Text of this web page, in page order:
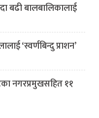
बढी बालबालिकालाई
‘स्वर्णबिन्दु प्राशन’
नगरप्रमुखसहित ११